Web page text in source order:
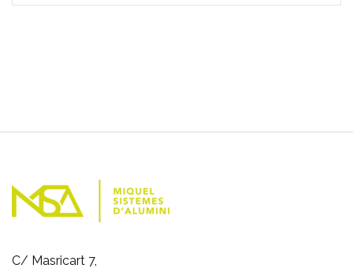
C/ Masricart 7,